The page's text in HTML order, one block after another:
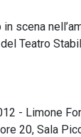
scena
Teatro
- Limone
20, Sala